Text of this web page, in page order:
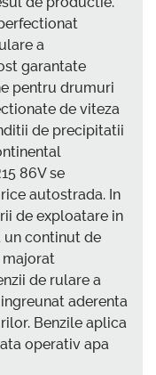
a
garantate
pentru drumuri
de viteza
de precipitatii
86V se
autostrada. In
de exploatare in
continut de
majorat
de rulare a
aderenta
Benzile aplica
operativ apa